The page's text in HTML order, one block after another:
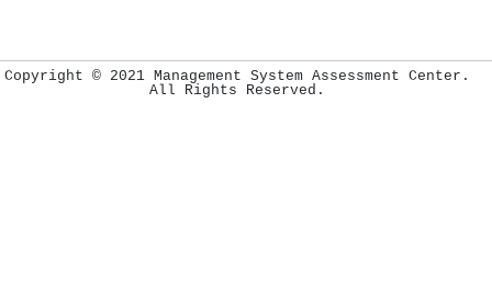
Copyright © 2021 Management System Assessment Center.
All Rights Reserved.